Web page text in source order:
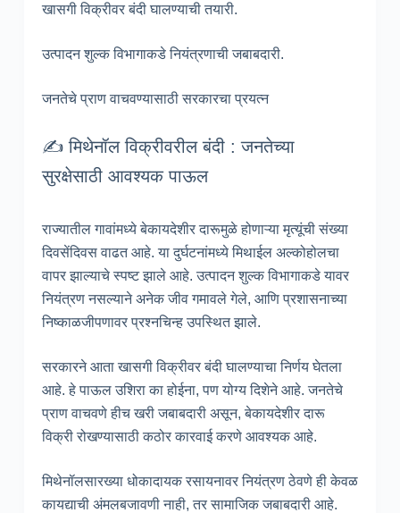
खासगी विक्रीवर बंदी घालण्याची तयारी.
उत्पादन शुल्क विभागाकडे नियंत्रणाची जबाबदारी.
जनतेचे प्राण वाचवण्यासाठी सरकारचा प्रयत्न
✍️ मिथेनॉल विक्रीवरील बंदी : जनतेच्या
सुरक्षेसाठी आवश्यक पाऊल
राज्यातील गावांमध्ये बेकायदेशीर दारूमुळे होणाऱ्या मृत्यूंची संख्या
दिवसेंदिवस वाढत आहे. या दुर्घटनांमध्ये मिथाईल अल्कोहोलचा
वापर झाल्याचे स्पष्ट झाले आहे. उत्पादन शुल्क विभागाकडे यावर
नियंत्रण नसल्याने अनेक जीव गमावले गेले, आणि प्रशासनाच्या
निष्काळजीपणावर प्रश्नचिन्ह उपस्थित झाले.
सरकारने आता खासगी विक्रीवर बंदी घालण्याचा निर्णय घेतला
आहे. हे पाऊल उशिरा का होईना, पण योग्य दिशेने आहे. जनतेचे
प्राण वाचवणे हीच खरी जबाबदारी असून, बेकायदेशीर दारू
विक्री रोखण्यासाठी कठोर कारवाई करणे आवश्यक आहे.
मिथेनॉलसारख्या धोकादायक रसायनावर नियंत्रण ठेवणे ही केवळ
कायद्याची अंमलबजावणी नाही, तर सामाजिक जबाबदारी आहे.